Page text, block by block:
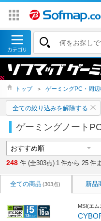
トップ ＞ ゲーミングPC・周
全ての絞り込みを解除する
ゲーミングノート
248 件 (全303点) 1 件から 25 件
全ての商品 (303点) 新品
MSI(エム